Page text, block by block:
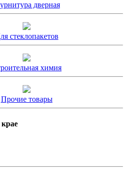
дверная
стеклопакетов
химия
Прочие товары